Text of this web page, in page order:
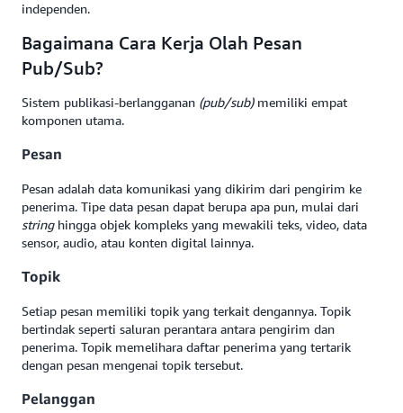
independen.
Bagaimana Cara Kerja Olah Pesan
Pub/Sub?
Sistem publikasi-berlangganan (pub/sub) memiliki empat
komponen utama.
Pesan
Pesan adalah data komunikasi yang dikirim dari pengirim ke
penerima. Tipe data pesan dapat berupa apa pun, mulai dari
string hingga objek kompleks yang mewakili teks, video, data
sensor, audio, atau konten digital lainnya.
Topik
Setiap pesan memiliki topik yang terkait dengannya. Topik
bertindak seperti saluran perantara antara pengirim dan
penerima. Topik memelihara daftar penerima yang tertarik
dengan pesan mengenai topik tersebut.
Pelanggan